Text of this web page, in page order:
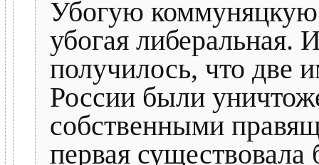
Убогую коммуняцкую
убогая либеральная.
получилось, что две
России были
собственными
первая